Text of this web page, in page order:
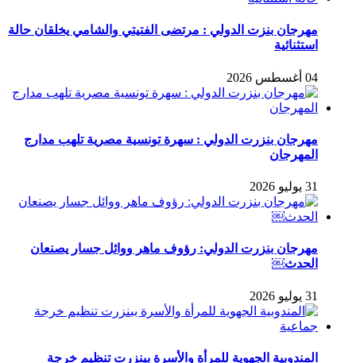
مهرجان بنزت الدولي : مرتضى الفتيتي والشامي يخلقان حالة
استثنائية
04 أغسطس 2026
مهرجان بنزرت الدولي : سهرة تونسية مصرية تلهب مدارج
المهرجان
31 يوليو 2026
مهرجان بنزرت الدولي: رؤوف ماهر ووائل جسار يصنعان
الحدث￼
31 يوليو 2026
المندوبية الجهوية للمرأة والأسرة ببنزرت تنظيم خرجة